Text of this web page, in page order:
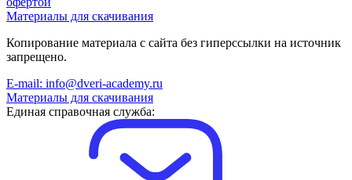
Материалы для скачивания
Копирование материала с сайта без гиперссылки на источник
запрещено.
E-mail: info@dveri-academy.ru
Материалы для скачивания
Единая справочная служба: